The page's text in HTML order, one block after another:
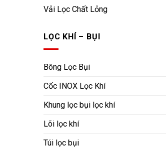
Vải Lọc Chất Lỏng
LỌC KHÍ – BỤI
Bông Lọc Bụi
Cốc INOX Lọc Khí
Khung lọc bụi lọc khí
Lõi lọc khí
Túi lọc bụi